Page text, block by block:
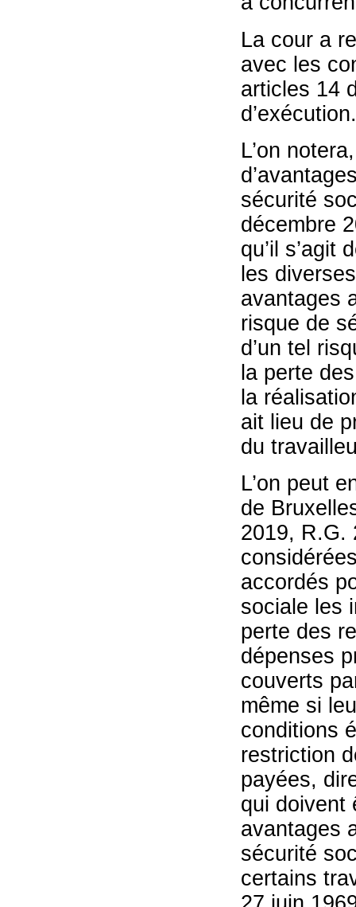
La cour a
avec les
articles 14
d’exécution.
L’on
sécurité
décembre
qu’il s’agit
les
avantages
risque de
d’un tel
la perte
la
ait lieu de
du
L’on peut
de
2019, R.G.
accordés
sociale les
perte des
dépenses
couverts
même si
conditions
restriction
payées,
qui doivent
avantages
sécurité
certains